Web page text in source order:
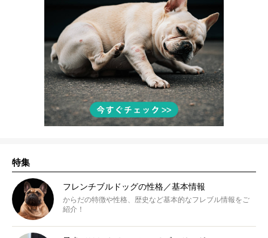
特集
フレンチブルドッグの性格／基本情報
からだの特徴や性格、歴史など基本的なフレブル情報をご
紹介！